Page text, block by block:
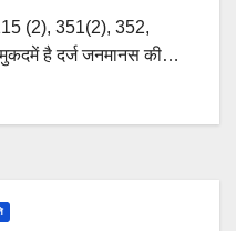
(2), 351(2), 352,
है दर्ज जनमानस की…